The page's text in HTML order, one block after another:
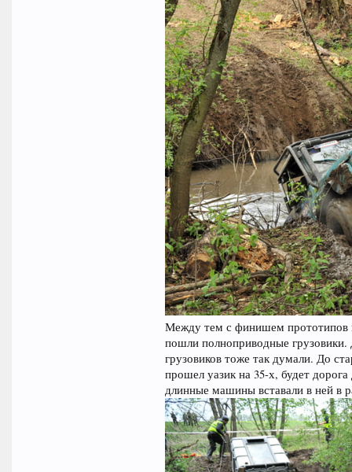
Между тем с финишем прототипов
пошли полноприводные
грузовиков тоже так думали. До
прошел уазик на 35-х, будет
длинные машины вставали в ней в